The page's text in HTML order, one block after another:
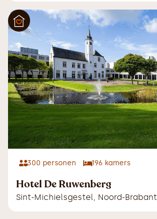
300 personen 196 kamers
Hotel De Ruwenberg
Sint-Michielsgestel, Noord-Brabant